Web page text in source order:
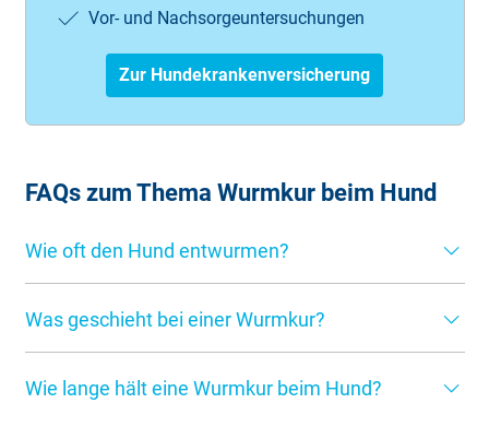
Vor- und Nachsorgeuntersuchungen
Zur Hundekrankenversicherung
FAQs zum Thema Wurmkur beim Hund
Wie oft den Hund entwurmen?
Entwurmungen pro Jahr zu empfehlen, denn Wurmkuren
wirken nicht wie eine Impfung als zukünftiger Schutz.
des Hundes abgetötet. Der Hund kann allerdings jederzeit
Was geschieht bei einer Wurmkur?
Je nach Wesen und Gesundheitszustand des Hundes
Wie lange hält eine Wurmkur beim Hund?